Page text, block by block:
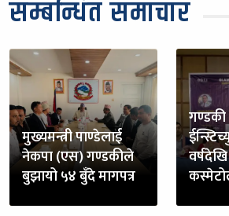
सम्बन्धित समाचार
मुख्यमन्त्री पाण्डेलाई
नेकपा (एस) गण्डकीले
बुझायो ५४ बुँदे मागपत्र